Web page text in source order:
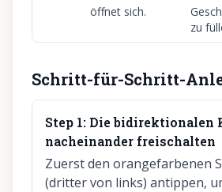
öffnet sich.
zu
Schritt-für-Schritt-
Step 1: Die bidirektionalen
nacheinander freischalten
Zuerst den orangefarbenen
(dritter von links) antippen,